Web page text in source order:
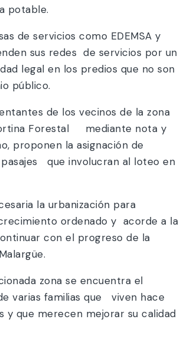
potable.
de servicios como EDEMSA y
sus redes de servicios por un
legal en los predios que no son
público.
de los vecinos de la zona
Forestal mediante nota y
proponen la asignación de
pasajes que involucran al loteo en
la urbanización para
ordenado y acorde a la
con el progreso de la
zona se encuentra el
varias familias que viven hace
y que merecen mejorar su calidad